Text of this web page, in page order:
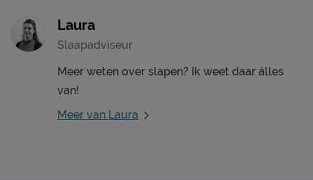
Laura
Slaapadviseur
Meer weten over slapen? Ik weet daar álles
van!
Meer van Laura